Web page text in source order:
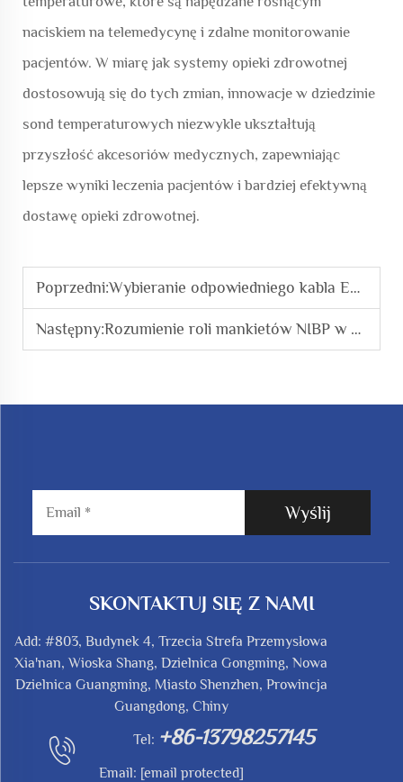
naciskiem na telemedycynę i zdalne monitorowanie
pacjentów. W miarę jak systemy opieki zdrowotnej
dostosowują się do tych zmian, innowacje w dziedzinie
sond temperaturowych niezwykle ukształtują
przyszłość akcesoriów medycznych, zapewniając
lepsze wyniki leczenia pacjentów i bardziej efektywną
dostawę opieki zdrowotnej.
Poprzedni:Wybieranie odpowiedniego kabla EKG dla dokładnej diagnostyki
Następny:Rozumienie roli mankietów NIBP w monitorowaniu ciśnienia krwi
Wyślij
SKONTAKTUJ SIĘ Z NAMI
Add: #803, Budynek 4, Trzecia Strefa Przemysłowa
Xia'nan, Wioska Shang, Dzielnica Gongming, Nowa
Dzielnica Guangming, Miasto Shenzhen, Prowincja
Guangdong, Chiny
Tel: +86-13798257145
Email: [email protected]